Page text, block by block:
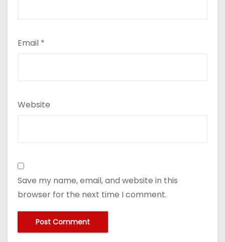
Email *
Website
Save my name, email, and website in this
browser for the next time I comment.